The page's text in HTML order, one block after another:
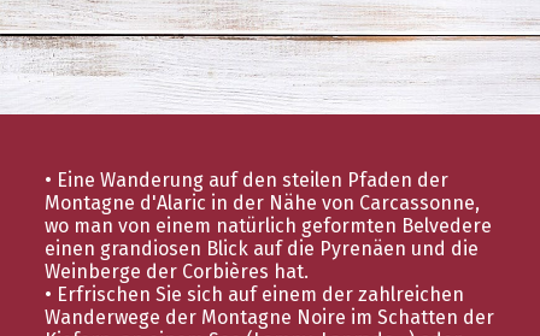
• Eine Wanderung auf den steilen Pfaden der
Montagne d'Alaric in der Nähe von Carcassonne,
wo man von einem natürlich geformten Belvedere
einen grandiosen Blick auf die Pyrenäen und die
Weinberge der Corbières hat.
• Erfrischen Sie sich auf einem der zahlreichen
Wanderwege der Montagne Noire im Schatten der